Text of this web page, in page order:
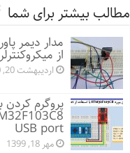
مطالب بیشتر برای شما
از میکروکنترلر ATmega32
اردیبهشت 20, 1400
پروگرم کردن
USB port
مهر 18, 1399